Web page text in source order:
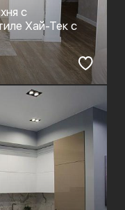
с
Хай-Тек с